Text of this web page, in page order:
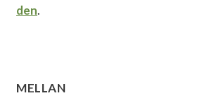
den.
MELLAN